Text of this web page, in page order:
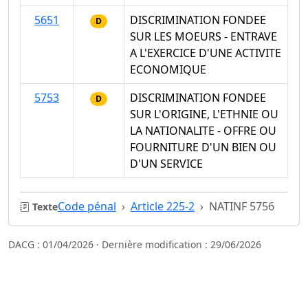
5651
D
DISCRIMINATION FONDEE
SUR LES MOEURS - ENTRAVE
A L'EXERCICE D'UNE ACTIVITE
ECONOMIQUE
5753
D
DISCRIMINATION FONDEE
SUR L'ORIGINE, L'ETHNIE OU
LA NATIONALITE - OFFRE OU
FOURNITURE D'UN BIEN OU
D'UN SERVICE
TexteCode pénal Article 225-2 NATINF 5756
DACG : 01/04/2026 · Dernière modification : 29/06/2026